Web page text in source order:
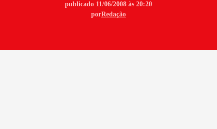
publicado 11/06/2008 às 20:20
porRedação